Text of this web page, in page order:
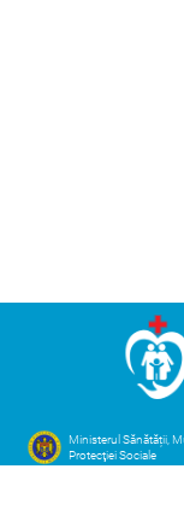
Ministerul Sănătății,
Protecţiei Sociale